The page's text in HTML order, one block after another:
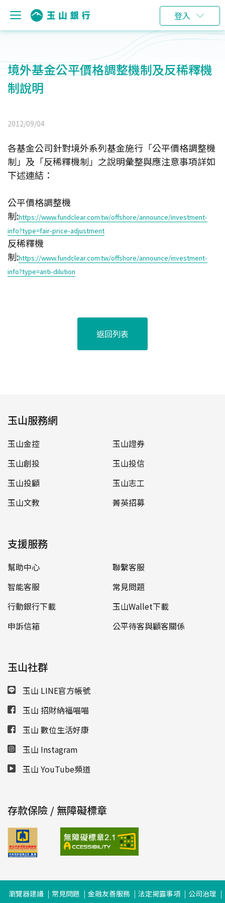
登入
境外基金公平價格調整機制及反稀釋機
制說明
2012/09/04
各基金公司針對境外系列基金施行「公平價格調整機
制」及「反稀釋機制」之說明彙整與應注意事項詳如
下述連結：
公平價格調整機
制:https://www.fundclear.com.tw/offshore/announce/investment-
info?type=fair-price-adjustment
反稀釋機
制:https://www.fundclear.com.tw/offshore/announce/investment-
info?type=anti-dilution
返回列表
玉山服務網
玉山金控
玉山證券
玉山創投
玉山投信
玉山投顧
玉山志工
玉山文教
菁英招募
支援服務
幫助中心
聯繫客服
智能客服
常見問題
行動銀行下載
玉山Wallet下載
申訴信箱
公平待客與顧客關係
玉山社群
玉山 LINE官方帳號
玉山 招財納福喵喵
玉山 數位生活好康
玉山 Instagram
玉山 YouTube頻道
存款保險 / 無障礙標章
瀏覽器建議 常見問題 金融友善服務 法定揭露事項 公司治理